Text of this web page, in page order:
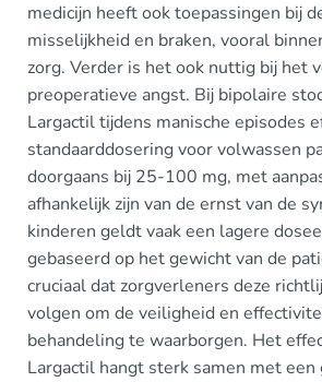
medicijn heeft ook toepassingen bij
misselijkheid en braken, vooral
zorg. Verder is het ook nuttig bij het
preoperatieve angst. Bij bipolaire
Largactil tijdens manische episodes
standaarddosering voor volwassen
doorgaans bij 25-100 mg, met
afhankelijk zijn van de ernst van de
kinderen geldt vaak een lagere
gebaseerd op het gewicht van de
cruciaal dat zorgverleners deze
volgen om de veiligheid en
behandeling te waarborgen. Het
Largactil hangt sterk samen met een